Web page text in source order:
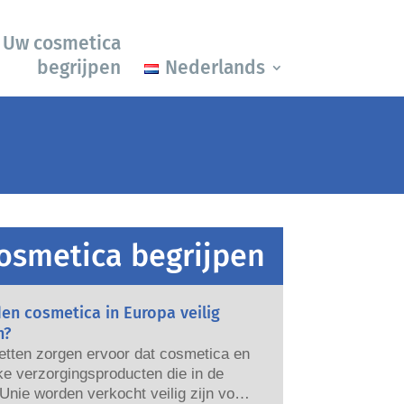
Uw cosmetica
begrijpen
Nederlands
begrijpen
cosmetica in Europa veilig
zorgen ervoor dat cosmetica en
verzorgingsproducten die in de
worden verkocht veilig zijn voor